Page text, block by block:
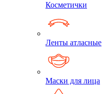
Косметички
Ленты атласные
Маски для лица